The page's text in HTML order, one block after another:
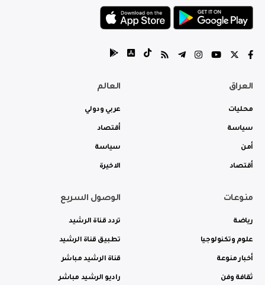
العراق
محليات
سياسة
أمن
أقتصاد
العالم
عربي ودولي
أقتصاد
سياسة
الاخيرة
منوعات
رياضة
علوم وتكنولوجيا
أخبار منوعة
ثقافة وفن
الوصول السريع
تردد قناة الرشيد
تطبيق قناة الرشيد
قناة الرشيد مباشر
راديو الرشيد مباشر